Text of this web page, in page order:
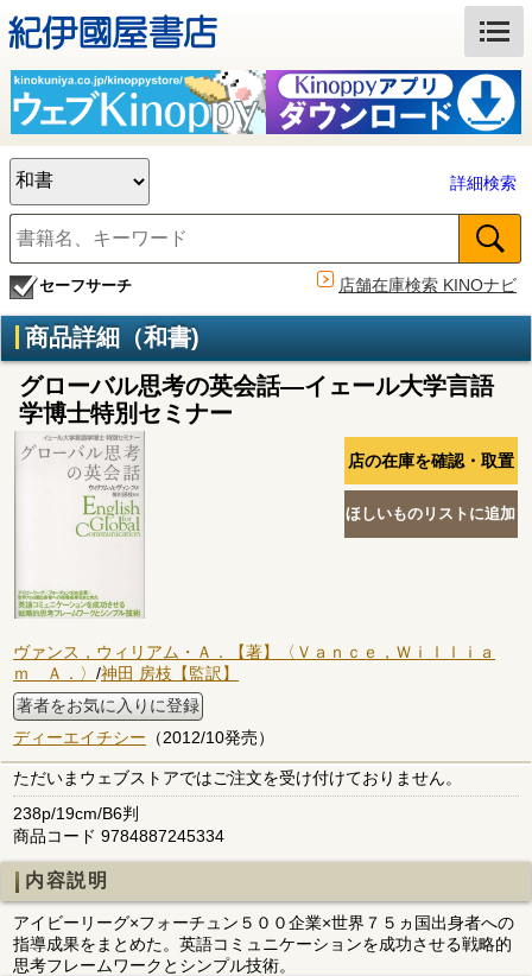
詳細検索
セーフサーチ 店舗在庫検索 KINOナビ
商品詳細（和書)
グローバル思考の英会話―イェール大学言語
学博士特別セミナー
ヴァンス，ウィリアム・Ａ．【著】〈Ｖａｎｃｅ，Ｗｉｌｌｉａ
ｍ Ａ．〉 /神田 房枝【監訳】
著者をお気に入りに登録
ディーエイチシー （2012/10発売）
ただいまウェブストアではご注文を受け付けておりません。
238p/19cm/B6判
商品コード 9784887245334
内容説明
アイビーリーグ×フォーチュン５００企業×世界７５ヵ国出身者への
指導成果をまとめた。英語コミュニケーションを成功させる戦略的
思考フレームワークとシンプル技術。